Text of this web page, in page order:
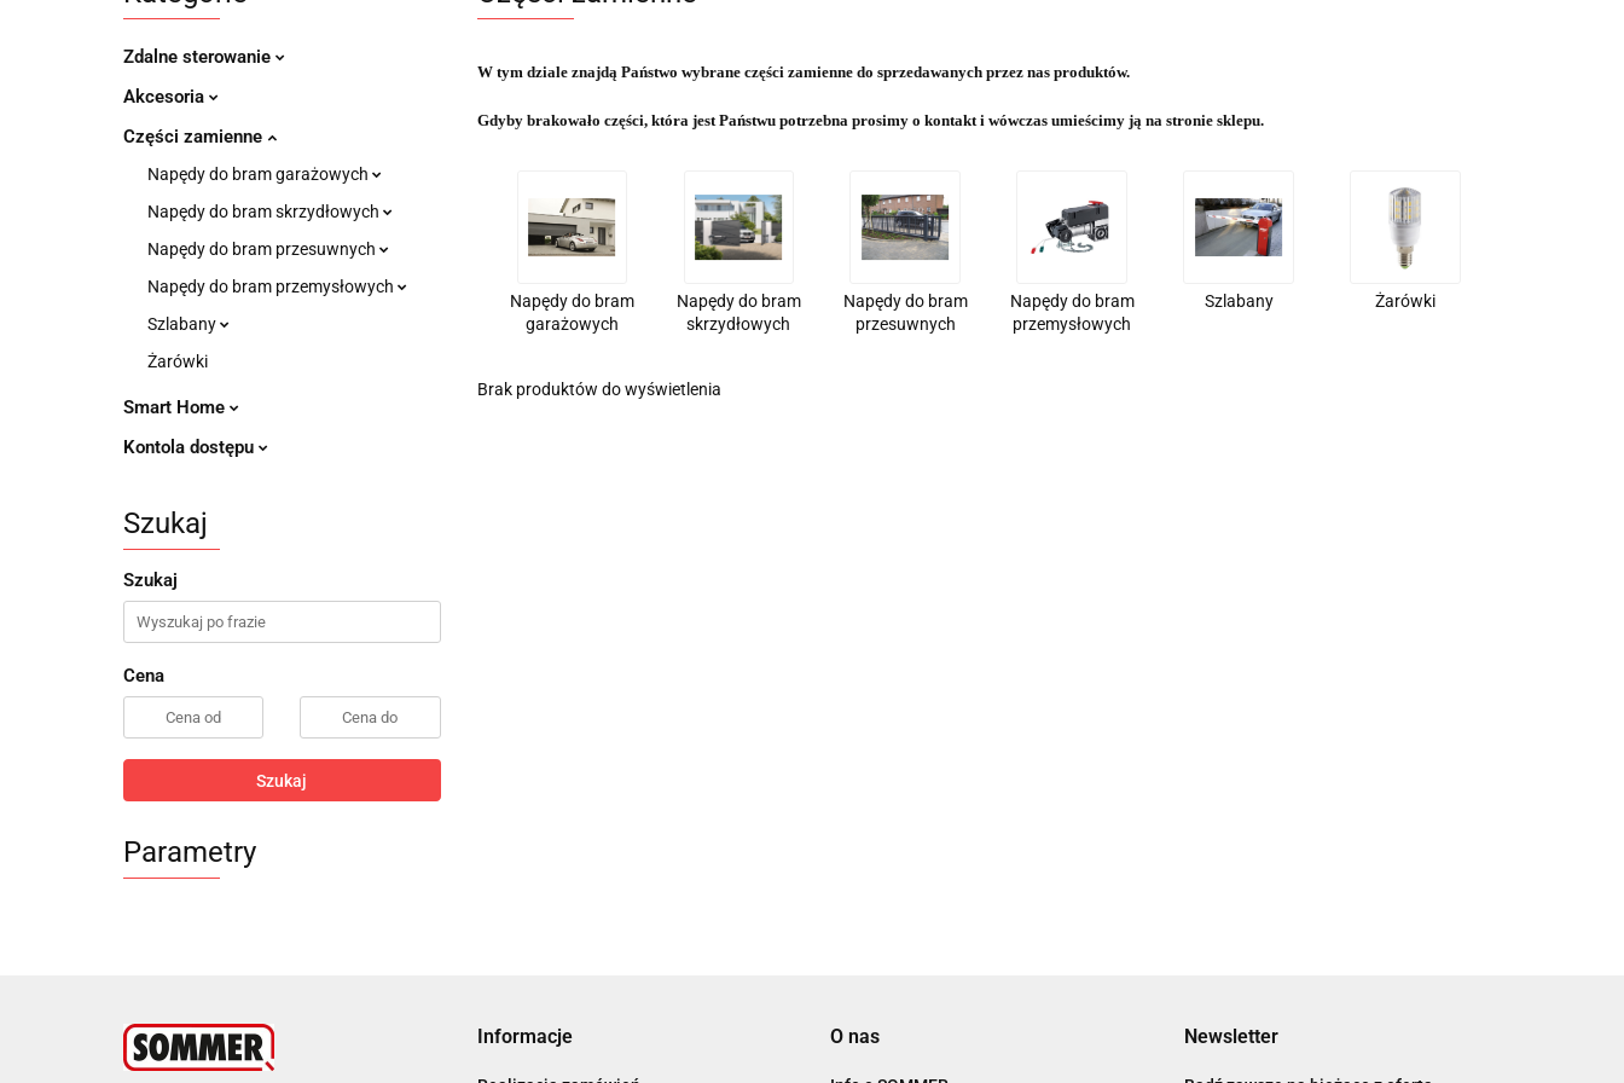
Zdalne sterowanie
Akcesoria
Części zamienne
Napędy do bram garażowych
Napędy do bram skrzydłowych
Napędy do bram przesuwnych
Napędy do bram przemysłowych
Szlabany
Żarówki
Smart Home
Kontola dostępu
Szukaj
Szukaj
Cena
Szukaj
Parametry
W tym dziale znajdą Państwo wybrane części zamienne do sprzedawanych przez nas produktów.
Gdyby brakowało części, która jest Państwu potrzebna prosimy o kontakt i wówczas umieścimy ją na stronie sklepu.
Napędy do bram
garażowych
Napędy do bram
skrzydłowych
Napędy do bram
przesuwnych
Napędy do bram
przemysłowych
Szlabany Żarówki
Brak produktów do wyświetlenia
Informacje O nas Newsletter